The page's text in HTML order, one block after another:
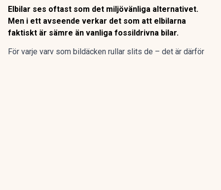
Elbilar ses oftast som det miljövänliga alternativet.
Men i ett avseende verkar det som att elbilarna
faktiskt är sämre än vanliga fossildrivna bilar.
För varje varv som bildäcken rullar slits de – det är därför